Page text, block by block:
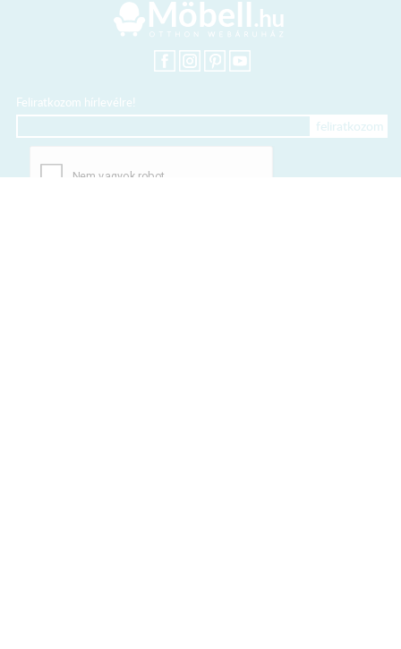
Feliratkozom hírlevélre!